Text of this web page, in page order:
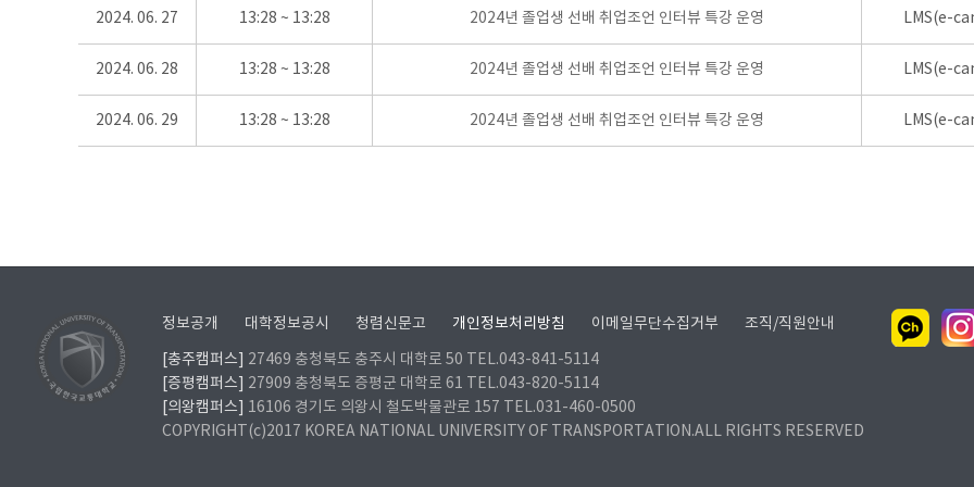
2024. 06. 27 13:28 ~ 13:28 2024년 졸업생 선배 취업조언 인터뷰 특강 운영 LMS(e-
2024. 06. 28 13:28 ~ 13:28 2024년 졸업생 선배 취업조언 인터뷰 특강 운영 LMS(e-
2024. 06. 29 13:28 ~ 13:28 2024년 졸업생 선배 취업조언 인터뷰 특강 운영 LMS(e-
정보공개 대학정보공시 청렴신문고 개인정보처리방침 이메일무단수집거부 조직/직원안내
[충주캠퍼스]
27469 충청북도 충주시 대학로 50 TEL.043-841-5114
[증평캠퍼스]
27909 충청북도 증평군 대학로 61 TEL.043-820-5114
[의왕캠퍼스]
16106 경기도 의왕시 철도박물관로 157 TEL.031-460-0500
COPYRIGHT(c)2017 KOREA NATIONAL UNIVERSITY OF TRANSPORTATION.ALL RIGHTS RESERVED